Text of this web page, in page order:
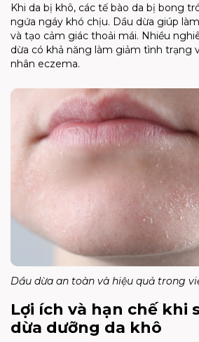
Khi da bị khô, các tế bào da bị bong
ngứa ngáy khó chịu. Dầu dừa giúp
và tạo cảm giác thoải mái. Nhiều
dừa có khả năng làm giảm tình trạng
nhân eczema.
Dầu dừa an toàn và hiệu quả trong
Lợi ích và hạn chế khi
dừa dưỡng da khô